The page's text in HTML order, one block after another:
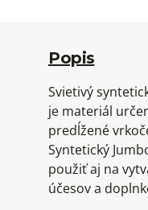
Popis
Svietivý
je materiál
predĺžené
Syntetický
použiť aj na
účesov a